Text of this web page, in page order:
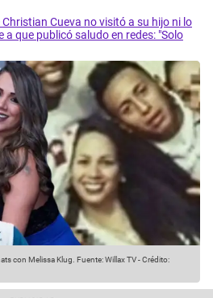
Cueva no visitó a su hijo ni lo
a que publicó saludo en redes: "Solo
con Melissa Klug. Fuente: Willax TV-Crédito: